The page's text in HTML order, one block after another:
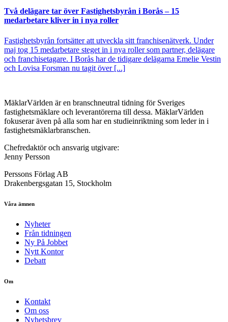
Två delägare tar över Fastighetsbyrån i Borås – 15
medarbetare kliver in i nya roller
Fastighetsbyrån fortsätter att utveckla sitt franchisenätverk. Under
maj tog 15 medarbetare steget in i nya roller som partner, delägare
och franchisetagare. I Borås har de tidigare delägarna Emelie Vestin
och Lovisa Forsman nu tagit över [...]
MäklarVärlden är en branschneutral tidning för Sveriges
fastighetsmäklare och leverantörerna till dessa. MäklarVärlden
fokuserar även på alla som har en studieinriktning som leder in i
fastighetsmäklarbranschen.
Chefredaktör och ansvarig utgivare:
Jenny Persson
Perssons Förlag AB
Drakenbergsgatan 15, Stockholm
Våra ämnen
Nyheter
Från tidningen
Ny På Jobbet
Nytt Kontor
Debatt
Om
Kontakt
Om oss
Nyhetsbrev